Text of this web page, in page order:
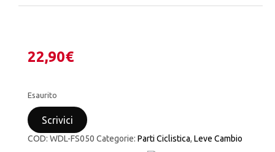
22,90€
Esaurito
Scrivici
COD: WDL-FS050 Categorie: Parti Ciclistica, Leve Cambio